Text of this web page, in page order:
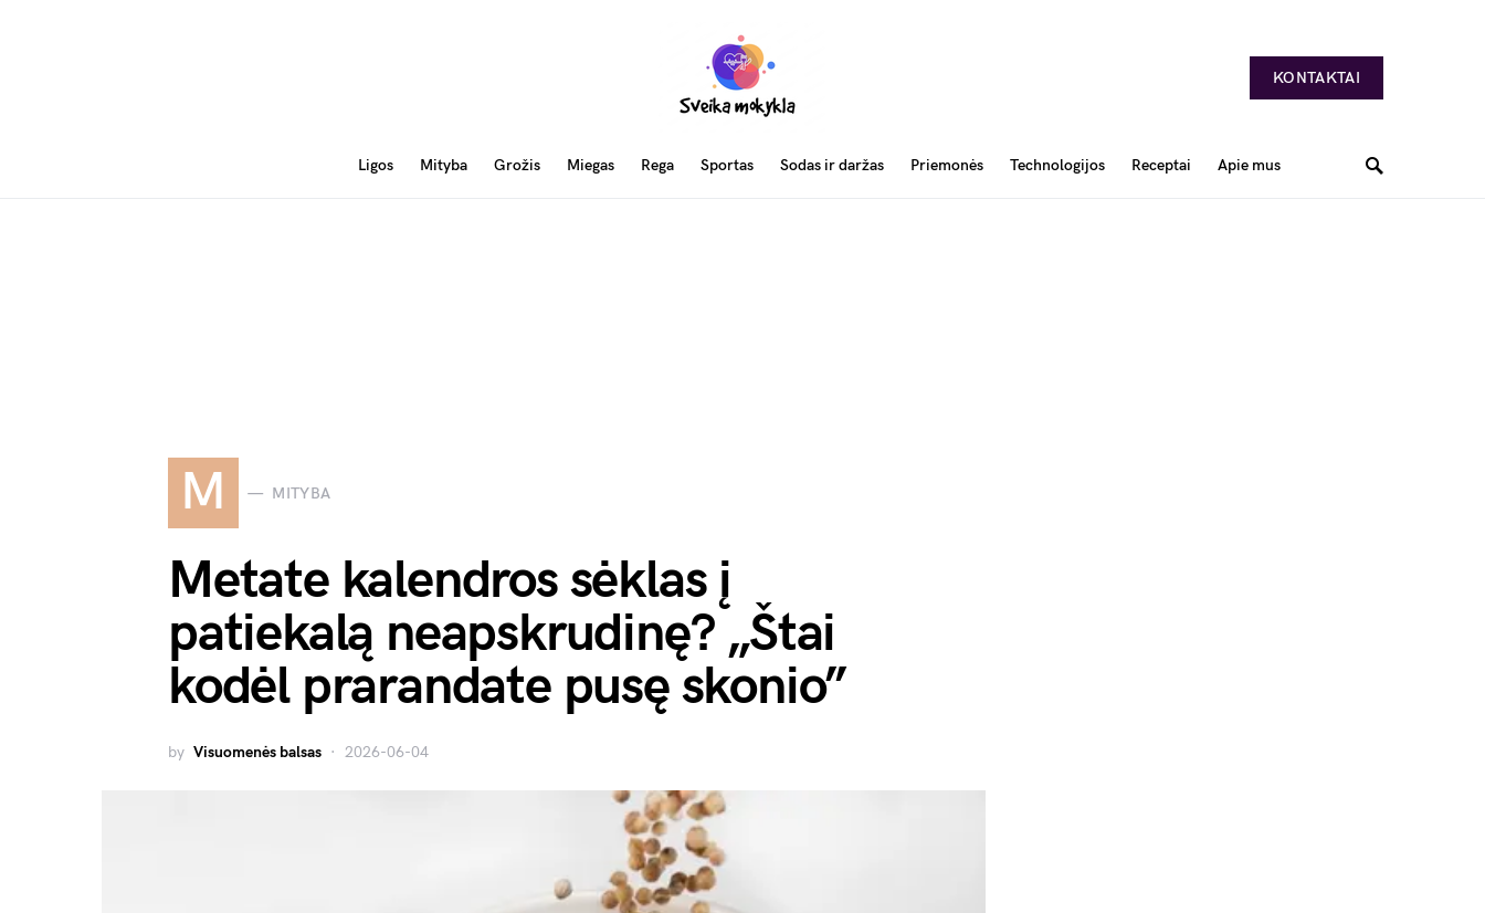
KONTAKTAI
Ligos Mityba Grožis Miegas Rega Sportas Sodas ir daržas Priemonės Technologijos Receptai Apie mus
M MITYBA
Metate kalendros sėklas į
patiekalą neapskrudinę? „Štai
kodėl prarandate pusę skonio”
by Visuomenės balsas 2026-06-04